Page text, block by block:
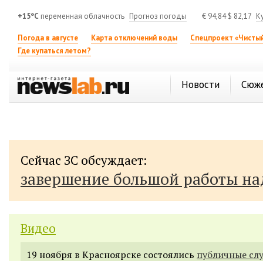
+15°C переменная облачность Прогноз погоды € 94,84$ 82,17
Погода в августе Карта отключений воды
Спецпроект
Где купаться летом?
Новости
Сейчас ЗС обсуждает:
завершение большой работы
Видео
19 ноября в Красноярске состоялись публичные